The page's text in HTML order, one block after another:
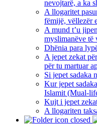
nevojtarë, a ka
A llogaritet
fëmijë, vëllezër
A mund t’u
myslimanëve të
Dhënia para
A jepet zekat
për tu martuar
Si jepet sadaka
Kur jepet
Islamit (Mual-
Kujt i jepet
A llogariten